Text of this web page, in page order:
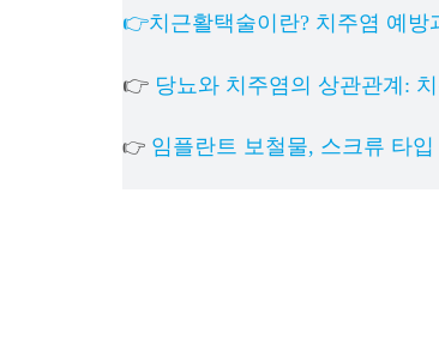
👉치근활택술이란? 치주염 예방
👉 당뇨와 치주염의 상관관계:
👉 임플란트 보철물, 스크류 타